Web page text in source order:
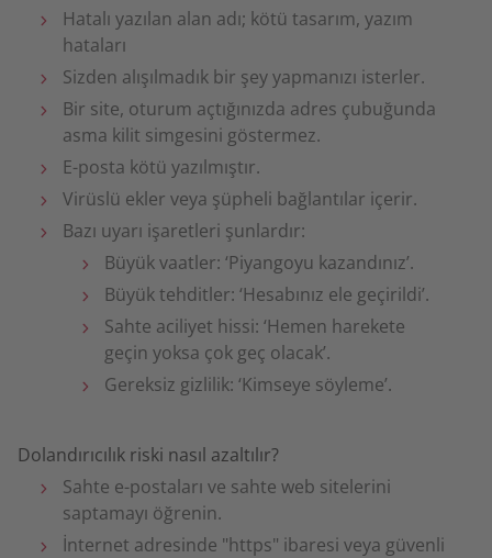
Hatalı yazılan alan adı; kötü tasarım, yazım
hataları
Sizden alışılmadık bir şey yapmanızı isterler.
Bir site, oturum açtığınızda adres çubuğunda
asma kilit simgesini göstermez.
E-posta kötü yazılmıştır.
Virüslü ekler veya şüpheli bağlantılar içerir.
Bazı uyarı işaretleri şunlardır:
Büyük vaatler: ‘Piyangoyu kazandınız’.
Büyük tehditler: ‘Hesabınız ele geçirildi’.
Sahte aciliyet hissi: ‘Hemen harekete
geçin yoksa çok geç olacak’.
Gereksiz gizlilik: ‘Kimseye söyleme’.
Dolandırıcılık riski nasıl azaltılır?
Sahte e-postaları ve sahte web sitelerini
saptamayı öğrenin.
İnternet adresinde "https" ibaresi veya güvenli